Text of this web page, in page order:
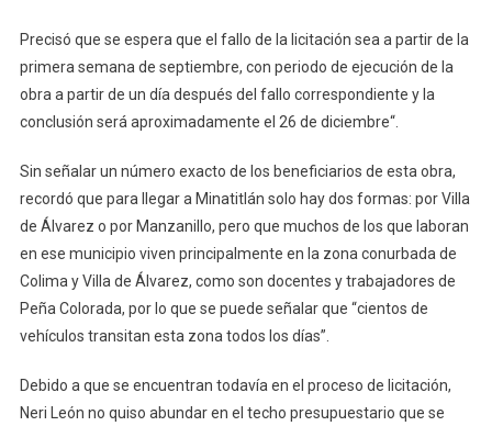
Precisó que se espera que el fallo de la licitación sea a partir de la
primera semana de septiembre, con periodo de ejecución de la
obra a partir de un día después del fallo correspondiente y la
conclusión será aproximadamente el 26 de diciembre“.
Sin señalar un número exacto de los beneficiarios de esta obra,
recordó que para llegar a Minatitlán solo hay dos formas: por Villa
de Álvarez o por Manzanillo, pero que muchos de los que laboran
en ese municipio viven principalmente en la zona conurbada de
Colima y Villa de Álvarez, como son docentes y trabajadores de
Peña Colorada, por lo que se puede señalar que “cientos de
vehículos transitan esta zona todos los días”.
Debido a que se encuentran todavía en el proceso de licitación,
Neri León no quiso abundar en el techo presupuestario que se